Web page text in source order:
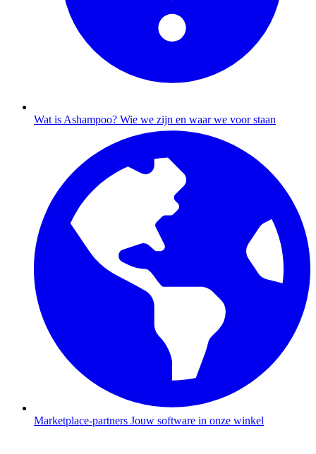
Wat is Ashampoo? Wie we zijn en waar we voor staan
Marketplace-partners Jouw software in onze winkel